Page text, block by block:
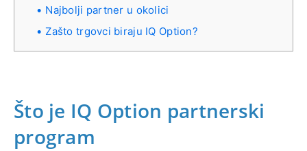
Najbolji partner u okolici
Zašto trgovci biraju IQ Option?
Što je IQ Option partnerski
program